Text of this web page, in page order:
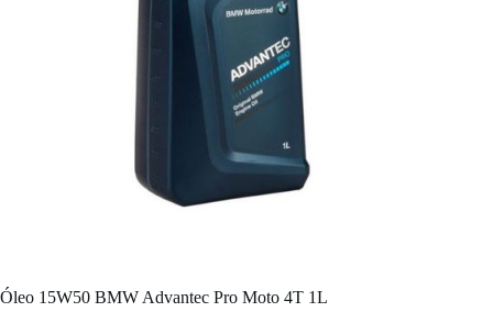
Óleo 15W50 BMW Advantec Pro Moto 4T 1L